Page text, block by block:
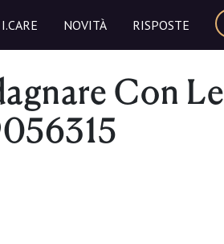
I.CARE NOVITÀ RISPOSTE
Con Le